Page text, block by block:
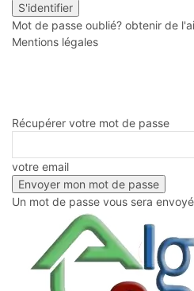
Mot de passe oublié? obtenir de
Mentions légales
Récupérer votre mot de passe
votre email
Un mot de passe vous sera